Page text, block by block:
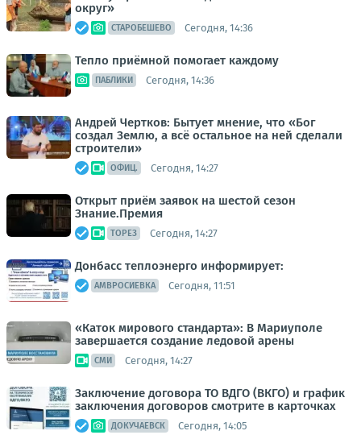
округ»
СТАРОБЕШЕВО Сегодня, 14:36
Тепло приёмной помогает каждому
ПАБЛИКИ Сегодня, 14:36
Андрей Чертков: Бытует мнение, что «Бог
создал Землю, а всё остальное на ней сделали
строители»
ОФИЦ. Сегодня, 14:27
Открыт приём заявок на шестой сезон
Знание.Премия
ТОРЕЗ Сегодня, 14:27
Донбасс теплоэнерго информирует:
АМВРОСИЕВКА Сегодня, 11:51
«Каток мирового стандарта»: В Мариуполе
завершается создание ледовой арены
СМИ Сегодня, 14:27
Заключение договора ТО ВДГО (ВКГО) и график
заключения договоров смотрите в карточках
ДОКУЧАЕВСК Сегодня, 14:05